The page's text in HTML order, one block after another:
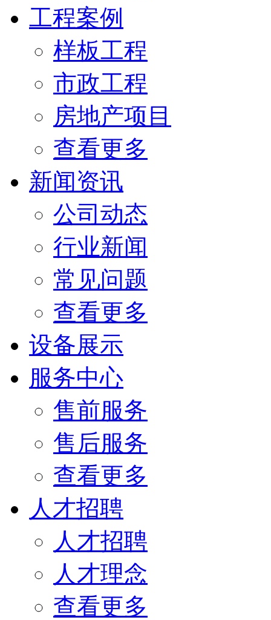
工程案例
样板工程
市政工程
房地产项目
查看更多
新闻资讯
公司动态
行业新闻
常见问题
查看更多
设备展示
服务中心
售前服务
售后服务
查看更多
人才招聘
人才招聘
人才理念
查看更多